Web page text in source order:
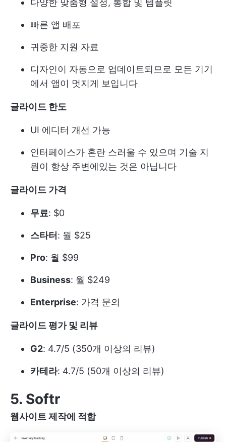
다양한 맞춤형 설정, 통합 및 템플릿
빠른 앱 배포
귀중한 지원 자료
디자인이 자동으로 업데이트되므로 모든 기기
에서 앱이 멋지게 보입니다
글라이드 한도
UI 에디터 개선 가능
인터페이스가 혼란 스러울 수 있으며 기술 지
원이 항상 주변에있는 것은 아닙니다
글라이드 가격
무료: $0
스타터 : 월 $25
Pro: 월 $99
Business: 월 $249
Enterprise: 가격 문의
글라이드 평가 및 리뷰
G2: 4.7/5 (350개 이상의 리뷰)
카테라: 4.7/5 (50개 이상의 리뷰)
5. Softr
웹사이트 제작에 적합